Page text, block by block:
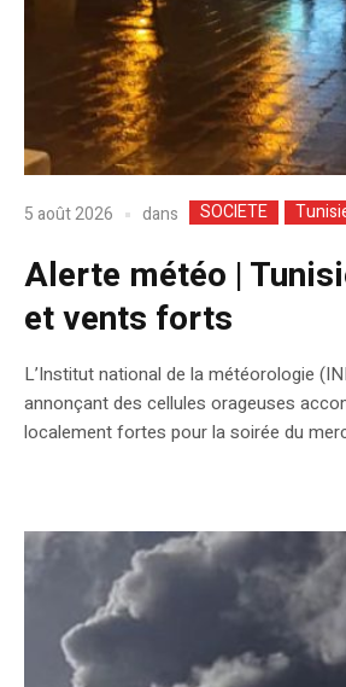
5 août 2026 dans SOCIETE
Alerte météo |
et vents forts
L’Institut national de la météorologie
annonçant des cellules orageuses
localement fortes pour la soirée du